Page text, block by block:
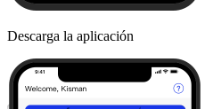
Descarga la aplicación